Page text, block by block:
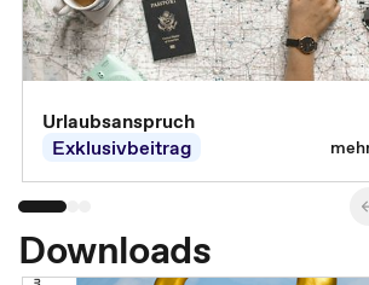
Urlaubsanspruch
Exklusivbeitrag
Downloads